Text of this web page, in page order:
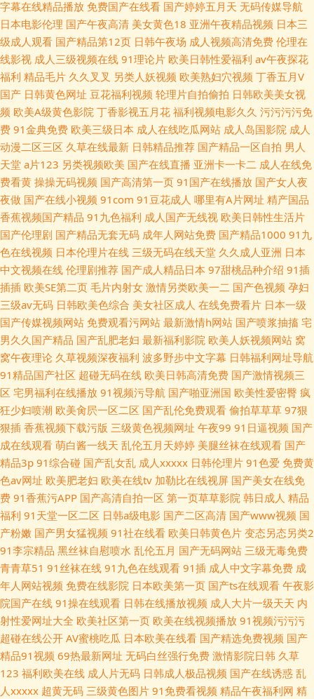
字幕在线精品播放 免费国产在线看 国产婷婷五月天 无码传媒导航
日本电影伦理 国产午夜高清 美女黄色18 亚洲午夜精品视频 日本三
级成人观看 国产精品第12页 日韩午夜场 成人视频高清免费 伦理在
线影视 成人三级视频在线 91理论片 欧美日韩性爱福利 av午夜探花
福利 精品毛片 久久叉叉 另类人妖视频 欧美熟妇穴视频 丁香五月V
国产 日韩黄色网址 豆花福利视频 轮理片自拍偷拍 日韩欧美美女视
频 欧美A级黄色影院 丁香影视五月花 福利视频电影久久 污污污污免
费 91金典免费 欧美三级日本 成人在线吃瓜网站 成人岛国影院 成人
动漫二区三区 久草在线最新 日韩精品推荐 国产精品一区自拍 男人
天堂 a片123 另类视频欧美 国产在线直播 亚洲卡一卡二 成人在线免
费看黄 操操无码视频 国产高清第一页 91国产在线播放 国产女人夜
夜做 国产在线小视频 91com 91豆花成人 哪里有A片网址 精产国品
香蕉视频国产精品 91九色福利 成人国产无线视 欧美日韩性生活片
国产伦理剧 国产精品无套无码 成年人网站免费 国产精品1000 91九
色在线视频 日本伦理片在线 三级无码在线天堂 久久成人亚洲 日本
中文视频在线 伦理剧推荐 国产成人精品日本 97甜桃品种介绍 91插
插插 欧美SE第二页 毛片内射女 激情另类欧美一二 国产色视频 孕妇
三级av无码 日韩欧美色综合 美女社区成人 在线免费看片 日本一级
国产传媒视频网站 免费观看污网站 最新激情h网站 国产喷浆抽搐 宅
男久久国产精品 国产乱肥老妇 最新福利影院 欧美人妖视频网站 窝
窝午夜理论 久草视频深夜福利 波多野步中文字幕 日韩福利网址导航
91精品国产社区 超碰无码在线 欧美日韩高清免费 国产激情视频三
区 宅男福利在线播放 91视频污导航 国产啪亚洲国 欧美性爱密臀 疯
狂少妇喷潮 欧美肏屄一区二区 国产乱伦免费观看 偷拍草草草 97狠
狠插 香蕉视频下载污版 三级黄色视频网址 午夜99 91日逼视频 国产
成在线观看 萌白酱一线天 乱伦五月天婷婷 美腿丝袜在线观看 国产
精品3p 91综合碰 国产乱女乱 成人xxxxx 日韩伦理片 91色爱 免费黄
色av网址 欧美肥老妇 欧美在线tv 加勒比在线视屏 国产美女在线免
费 91香蕉污APP 国产高清自拍一区 第一页草草影院 韩日成人 精品
福利 91天堂一区二区 日韩a级电影 国产二区高清 国产www视频 国
产粉嫩 国产男女猛视频 91社在线看 欧美日韩黄色片 变态另态另类2
91李宗精品 黑丝袜自慰喷水 乱伦五月 国产无码网站 三级无毒免费
青青草51 91丝袜在线 91九色在线观看 91插 成人中文字幕免费 成
年人网站视频 免费在线影院 日本欧美第一页 国产ts在线观看 午夜影
院国产在线 91操在线观看 日韩在线播放视频 成人大片一级天天 内
射性爱网址大全 欧美社区第一页 欧美在线视频播放 91视频污污污
超碰在线公开 AV蜜桃吃瓜 日本欧美在线看 国产精选免费视频 国产
精品91视频 69热最新网址 无码白丝强行免费 激情影院日韩 久草
123 福利欧美在线 成人片无码 日韩成人极品视频 国产在线诱惑 乱
人xxxxx 超黄无码 三级黄色图片 91免费看视频 精品午夜福利网 精